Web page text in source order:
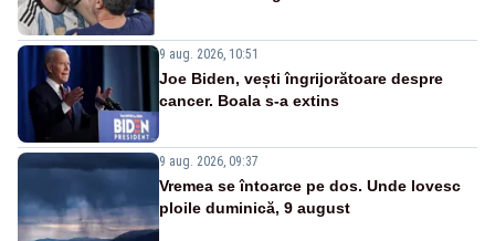
9 aug. 2026, 10:51
Joe Biden, vești îngrijorătoare despre
cancer. Boala s-a extins
9 aug. 2026, 09:37
Vremea se întoarce pe dos. Unde lovesc
ploile duminică, 9 august